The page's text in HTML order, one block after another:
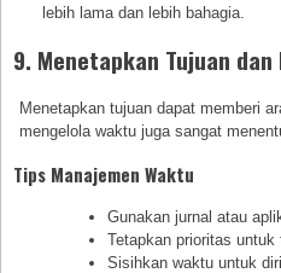
lebih lama dan lebih bahagia.
9. Menetapkan Tujuan
Menetapkan tujuan dapat memberi
mengelola waktu juga sangat
Tips Manajemen Waktu
Gunakan jurnal atau
Tetapkan prioritas
Sisihkan waktu untuk